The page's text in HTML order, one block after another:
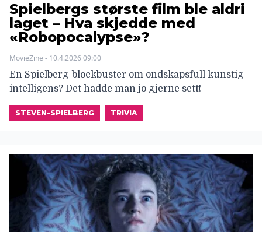
Spielbergs største film ble aldri
laget – Hva skjedde med
«Robopocalypse»?
MovieZine - 10.4.2026 09:00
En Spielberg-blockbuster om ondskapsfull kunstig
intelligens? Det hadde man jo gjerne sett!
STEVEN-SPIELBERG TRIVIA